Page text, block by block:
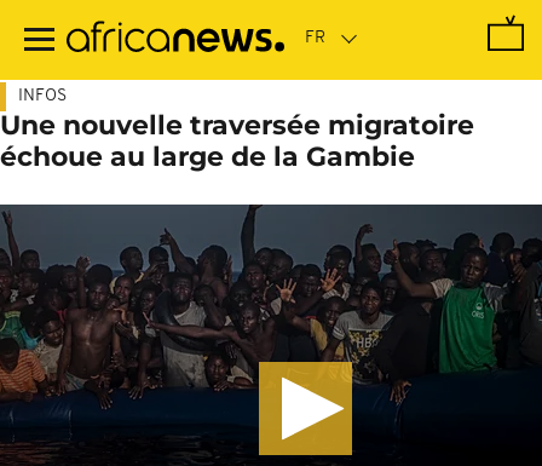
contenu
INFOS
Une nouvelle traversée migratoire
échoue au large de la Gambie